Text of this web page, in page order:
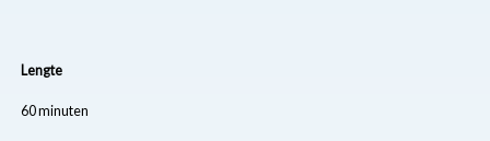
Lengte
60 minuten